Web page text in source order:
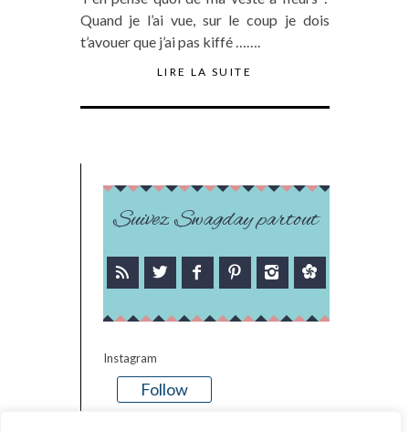
Quand je l’ai vue, sur le coup je dois
t’avouer que j’ai pas kiffé …….
LIRE LA SUITE
Suivez Swagday partout
Instagram
Follow